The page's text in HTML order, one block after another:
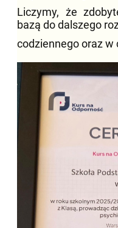
Liczymy, że
bazą do dalszego
codziennego oraz w